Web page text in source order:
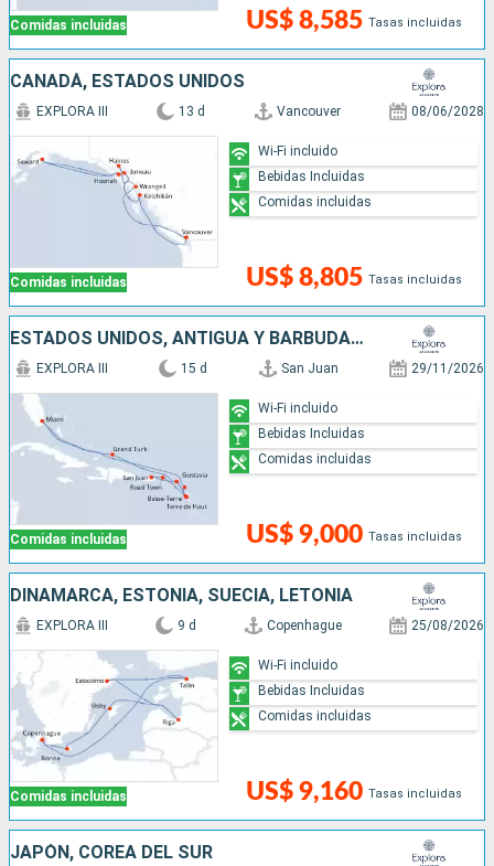
Comidas incluidas US$ 8,585 Tasas incluidas
CANADÁ, ESTADOS UNIDOS
Comidas incluidas
EXPLORA III 13 d Vancouver 08/06/2028
US$ 8,805 Tasas incluidas
Wi-Fi incluido
Bebidas Incluidas
Comidas incluidas
ESTADOS UNIDOS, ANTIGUA Y BARBUDA, FRANCIA, PUERTO RICO
Comidas incluidas
EXPLORA III 15 d San Juan 29/11/2026
US$ 9,000 Tasas incluidas
Wi-Fi incluido
Bebidas Incluidas
Comidas incluidas
DINAMARCA, ESTONIA, SUECIA, LETONIA
Comidas incluidas
EXPLORA III 9 d Copenhague 25/08/2026
US$ 9,160 Tasas incluidas
Wi-Fi incluido
Bebidas Incluidas
Comidas incluidas
JAPÓN, COREA DEL SUR